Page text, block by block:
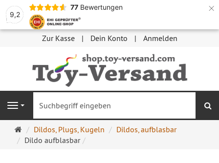
9,2
77 Bewertungen ×
Zur Kasse Dein Konto Anmelden
Navigation
Startseite
Dildos, Plugs, Kugeln
Dildos, aufblasbar
Dildo aufblasbar